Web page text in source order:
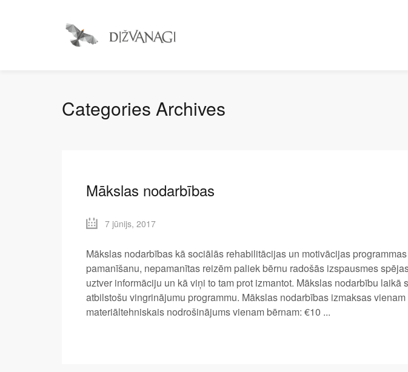
Categories Archives
Mākslas nodarbības
7 jūnijs, 2017
Mākslas nodarbības kā sociālās rehabilitācijas un motivācijas
pamanīšanu, nepamanītas reizēm paliek bērnu radošās izspausmes
uztver informāciju un kā viņi to tam prot izmantot. Mākslas nodarbību
atbilstošu vingrinājumu programmu. Mākslas nodarbības izmaksas
materiāltehniskais nodrošinājums vienam bērnam: €10 ...